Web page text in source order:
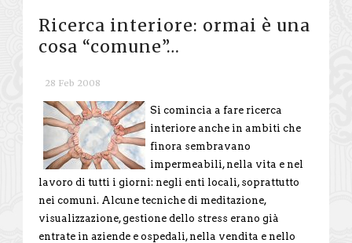
Ricerca interiore: ormai è una
cosa “comune”…
28 Feb 2008
Si comincia a fare ricerca
interiore anche in ambiti che
finora sembravano
impermeabili, nella vita e nel
lavoro di tutti i giorni: negli enti locali, soprattutto
nei comuni. Alcune tecniche di meditazione,
visualizzazione, gestione dello stress erano già
entrate in aziende e ospedali, nella vendita e nello